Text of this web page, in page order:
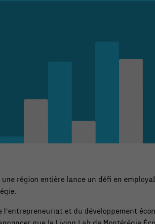
une région entière lance un défi en
et du développement